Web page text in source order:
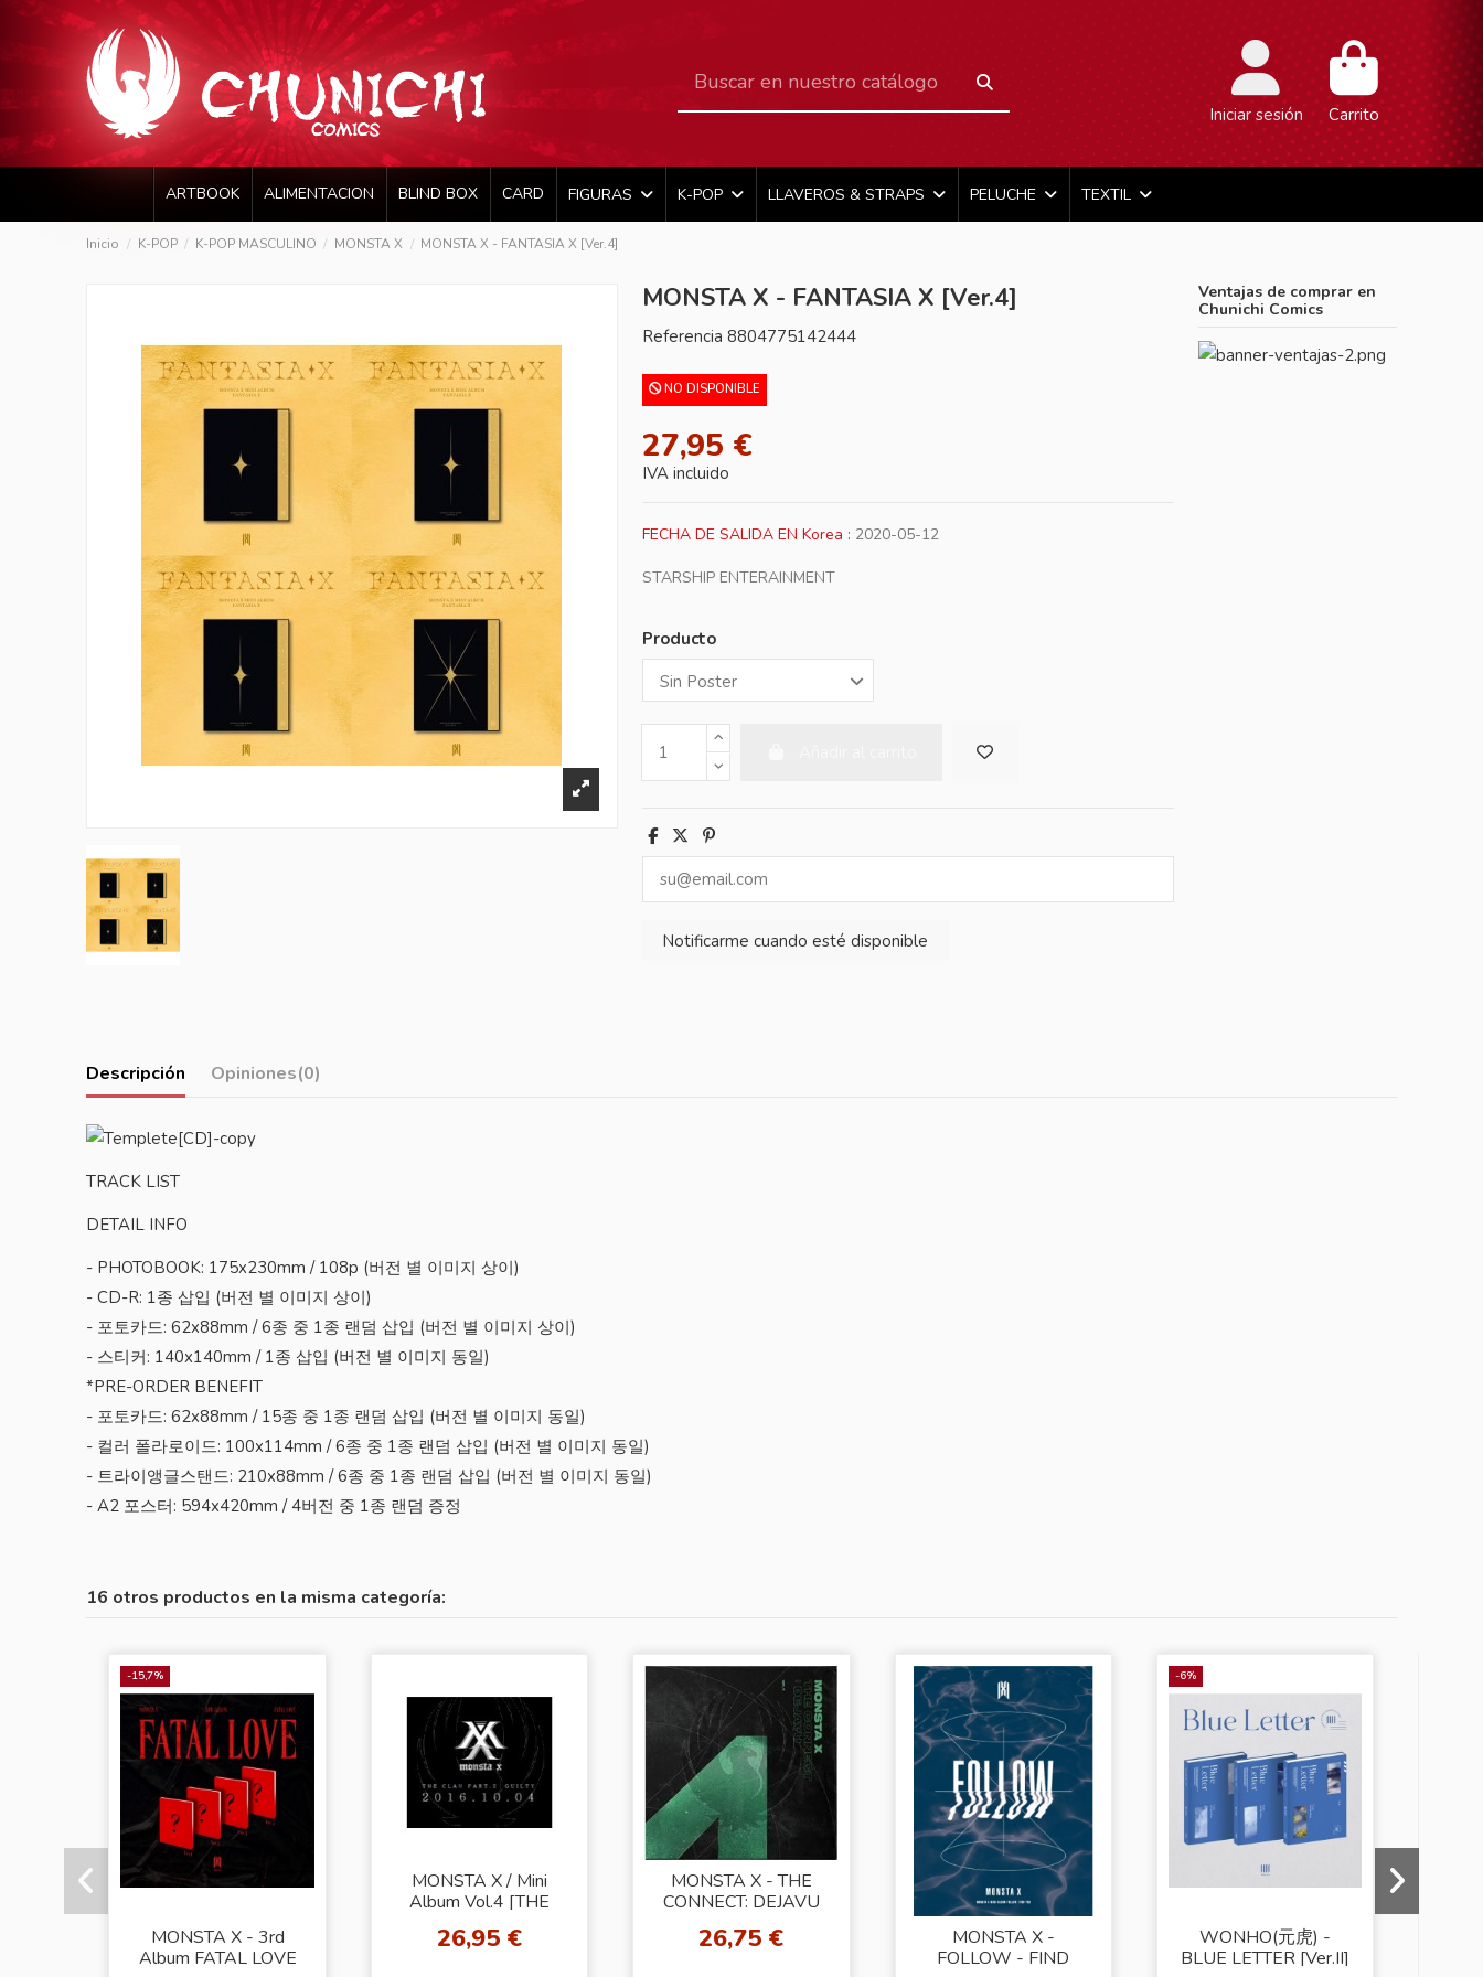
Iniciar sesión Carrito
ARTBOOK ALIMENTACION BLIND BOX CARD FIGURAS K-POP LLAVEROS & STRAPS PELUCHE TEXTIL
Inicio K-POP K-POP MASCULINO MONSTA X MONSTA X - FANTASIA X [Ver.4]
MONSTA X - FANTASIA X [Ver.4]
Referencia 8804775142444
NO DISPONIBLE
27,95 €
IVA incluido
FECHA DE SALIDA EN Korea : 2020-05-12
STARSHIP ENTERAINMENT
Producto
Ventajas de comprar en
Chunichi Comics
Descripción Opiniones(0)
TRACK LIST
DETAIL INFO
- PHOTOBOOK: 175x230mm / 108p (버전 별 이미지 상이)
- CD-R: 1종 삽입 (버전 별 이미지 상이)
- 포토카드: 62x88mm / 6종 중 1종 랜덤 삽입 (버전 별 이미지 상이)
- 스티커: 140x140mm / 1종 삽입 (버전 별 이미지 동일)
*PRE-ORDER BENEFIT
- 포토카드: 62x88mm / 15종 중 1종 랜덤 삽입 (버전 별 이미지 동일)
- 컬러 폴라로이드: 100x114mm / 6종 중 1종 랜덤 삽입 (버전 별 이미지 동일)
- 트라이앵글스탠드: 210x88mm / 6종 중 1종 랜덤 삽입 (버전 별 이미지 동일)
- A2 포스터: 594x420mm / 4버전 중 1종 랜덤 증정
16 otros productos en la misma categoría:
-15,7%
MONSTA X - 3rd
Album FATAL LOVE
MONSTA X / Mini
Album Vol.4 [THE
GUILTY]
26,95 €
MONSTA X - THE
CONNECT: DEJAVU
26,75 €
MONSTA X -
FOLLOW - FIND
-6%
WONHO(元虎) -
BLUE LETTER [Ver.II]